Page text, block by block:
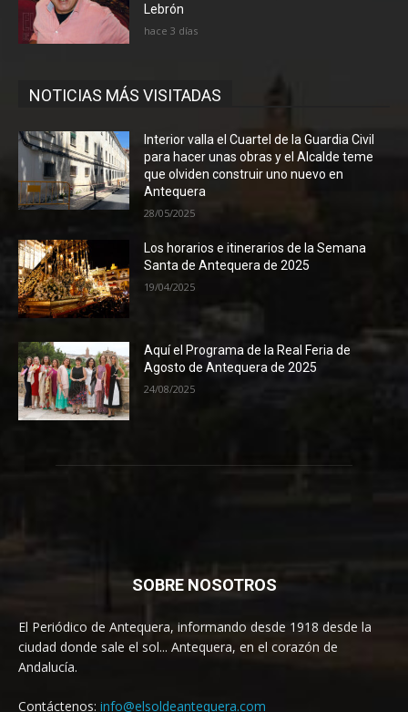
Lebrón
hace 3 días
NOTICIAS MÁS VISITADAS
Interior valla el Cuartel de la Guardia Civil
para hacer unas obras y el Alcalde teme
que olviden construir uno nuevo en
Antequera
28/05/2025
Los horarios e itinerarios de la Semana
Santa de Antequera de 2025
19/04/2025
Aquí el Programa de la Real Feria de
Agosto de Antequera de 2025
24/08/2025
SOBRE NOSOTROS
El Periódico de Antequera, informando desde 1918 desde la
ciudad donde sale el sol... Antequera, en el corazón de
Andalucía.
Contáctenos: info@elsoldeantequera.com